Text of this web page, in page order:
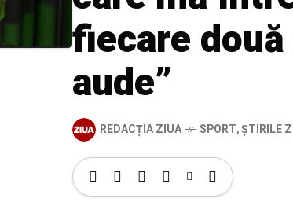
fiecare
aude”
REDACȚIA ZIUA SPORT,ȘTIRILE